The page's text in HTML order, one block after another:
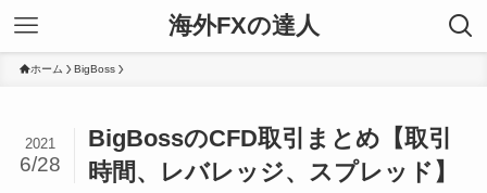
海外FXの達人
ホーム BigBoss
BigBossのCFD取引まとめ【取引
時間、レバレッジ、スプレッド】
2021
6/28